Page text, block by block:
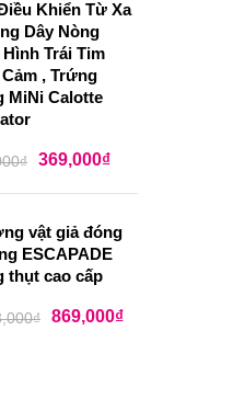
Khiển Từ Xa
Dây Nòng
Hình Trái Tim
, Trứng
MiNi Calotte
₫ 369,000₫
vật giả đóng
ESCAPADE
thụt cao cấp
₫ 869,000₫